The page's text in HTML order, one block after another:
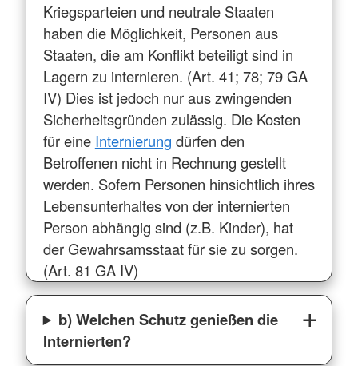
Kriegsparteien und neutrale Staaten
haben die Möglichkeit, Personen aus
Staaten, die am Konflikt beteiligt sind in
Lagern zu internieren. (Art. 41; 78; 79 GA
IV) Dies ist jedoch nur aus zwingenden
Sicherheitsgründen zulässig. Die Kosten
für eine Internierung dürfen den
Betroffenen nicht in Rechnung gestellt
werden. Sofern Personen hinsichtlich ihres
Lebensunterhaltes von der internierten
Person abhängig sind (z.B. Kinder), hat
der Gewahrsamsstaat für sie zu sorgen.
(Art. 81 GA IV)
b) Welchen Schutz genießen die
Internierten?